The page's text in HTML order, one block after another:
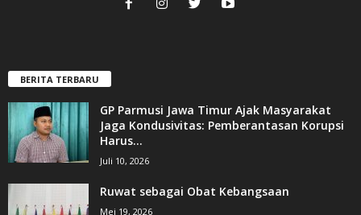
BERITA TERBARU
GP Parmusi Jawa Timur Ajak Masyarakat
Jaga Kondusivitas: Pemberantasan Korupsi
Harus...
Juli 10, 2026
Ruwat sebagai Obat Kebangsaan
Mei 19, 2026